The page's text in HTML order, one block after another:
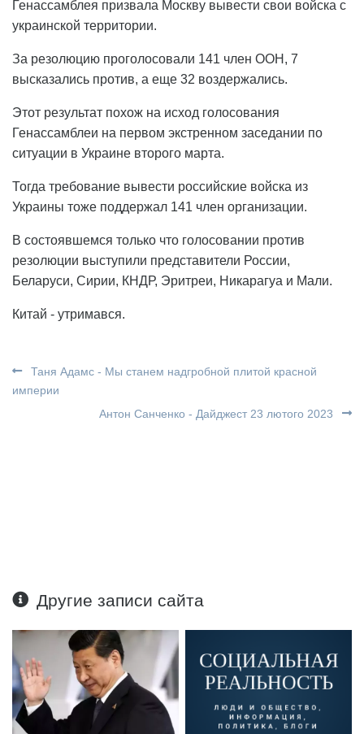
Генассамблея призвала Москву вывести свои войска с
украинской территории.
За резолюцию проголосовали 141 член ООН, 7
высказались против, а еще 32 воздержались.
Этот результат похож на исход голосования
Генассамблеи на первом экстренном заседании по
ситуации в Украине второго марта.
Тогда требование вывести российские войска из
Украины тоже поддержал 141 член организации.
В состоявшемся только что голосовании против
резолюции выступили представители России,
Беларуси, Сирии, КНДР, Эритреи, Никарагуа и Мали.
Китай - утримався.
Таня Адамс - Мы станем надгробной плитой красной
империи
Антон Санченко - Дайджест 23 лютого 2023
Другие записи сайта